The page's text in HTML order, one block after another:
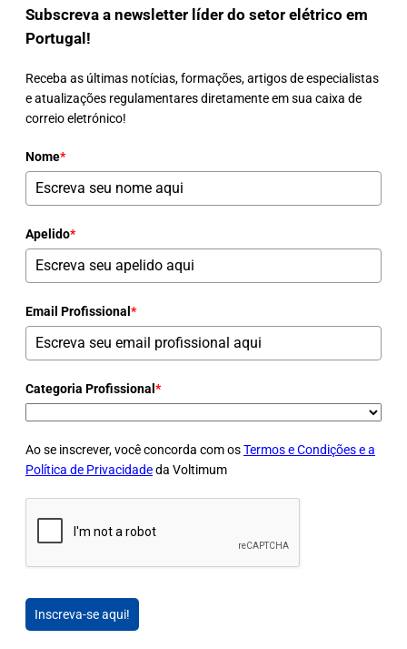
Subscreva a newsletter líder do setor elétrico em
Portugal!
Receba as últimas notícias, formações, artigos de especialistas
e atualizações regulamentares diretamente em sua caixa de
correio eletrónico!
Nome*
Apelido*
Email Profissional *
Categoria Profissional *
Ao se inscrever, você concorda com osTermos e Condições e a
Política de Privacidadeda Voltimum
Inscreva-se aqui!